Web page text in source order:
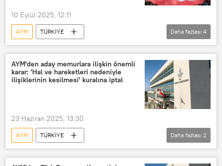
10 Eylül 2025, 12:11
AYM
TÜRKİYE
Anayasa Mahkemesi (AYM)
CHP
Cumhuriyet Halk Partisi (CHP)
Kurultay
Daha fazlası 4
AYM'den aday memurlara ilişkin önemli
karar: 'Hal ve hareketleri nedeniyle
ilişiklerinin kesilmesi' kuralına iptal
23 Haziran 2025, 13:30
AYM
TÜRKİYE
Anayasa Mahkemesi (AYM)
Memur
Daha fazlası 2